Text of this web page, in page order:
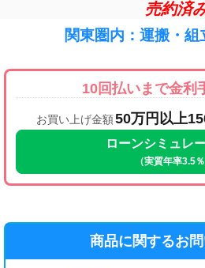
売約済
関東圏内：運搬・組
10回払いまで金利
お買い上げ金額50万円以上
ローンシミュレ
（実質年率3.5％
商品に関するお